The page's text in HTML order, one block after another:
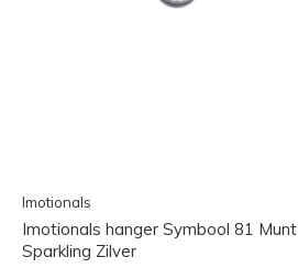
Imotionals
Imotionals hanger Symbool 81 Munt
Sparkling Zilver